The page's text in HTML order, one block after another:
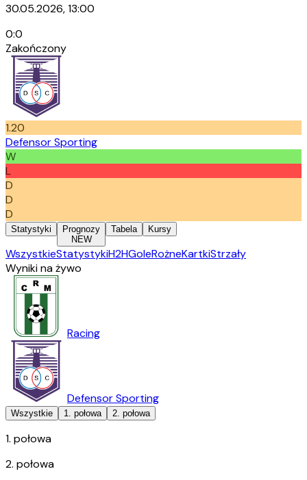
30.05.2026, 13:00
0:0
Zakończony
1.20
Defensor Sporting
W
L
D
D
D
Statystyki
Prognozy
NEW
Tabela Kursy
WszystkieStatystykiH2HGoleRożneKartkiStrzały
Wyniki na żywo
Racing
Defensor Sporting
Wszystkie 1. połowa 2. połowa
1. połowa
2. połowa